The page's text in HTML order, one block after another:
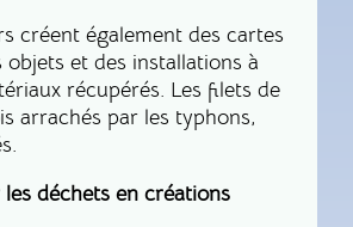
créent également des cartes
objets et des installations à
récupérés. Les filets de
arrachés par les typhons,
déchets en créations